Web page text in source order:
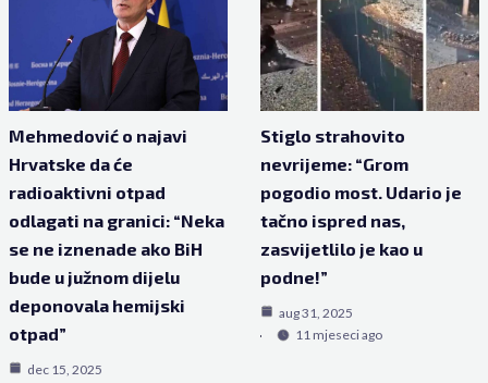
Mehmedović o najavi
Hrvatske da će
radioaktivni otpad
odlagati na granici: “Neka
se ne iznenade ako BiH
bude u južnom dijelu
deponovala hemijski
otpad”
dec 15, 2025
Stiglo strahovito
nevrijeme: “Grom
pogodio most. Udario je
tačno ispred nas,
zasvijetlilo je kao u
podne!”
aug 31, 2025
11 mjeseci ago